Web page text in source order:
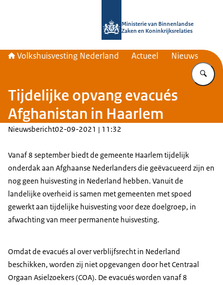
Ministerie van Binnenlandse
Zaken en Koninkrijksrelaties
Volkshuisvesting Nederland Actueel Nieuws
Tijdelijke opvang evacués
Afghanistan in Haarlem
Nieuwsbericht02-09-2021 | 11:32
Vanaf 8 september biedt de gemeente Haarlem tijdelijk
onderdak aan Afghaanse Nederlanders die geëvacueerd zijn en
nog geen huisvesting in Nederland hebben. Vanuit de
landelijke overheid is samen met gemeenten met spoed
gewerkt aan tijdelijke huisvesting voor deze doelgroep, in
afwachting van meer permanente huisvesting.
Omdat de evacués al over verblijfsrecht in Nederland
beschikken, worden zij niet opgevangen door het Centraal
Orgaan Asielzoekers (COA). De evacués worden vanaf 8